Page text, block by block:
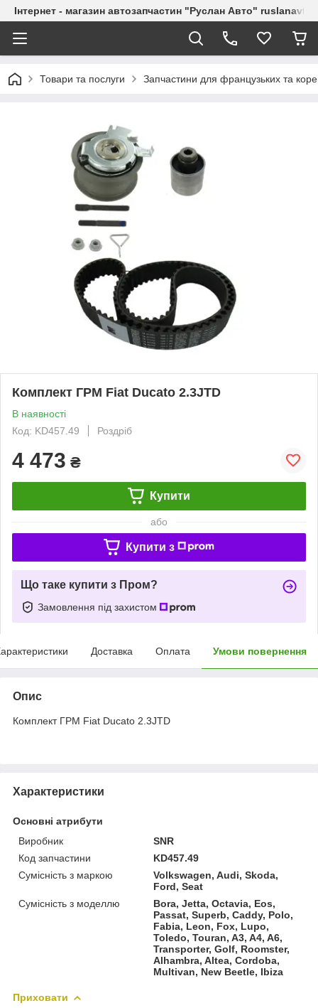
Інтернет - магазин автозапчастин "Руслан Авто"
Товари та послуги Запчастини для французьких та
Комплект ГРМ Fiat Ducato 2.3JTD
В наявності
Код: KD457.49
Роздріб
4 473 ₴
Купити
або
Купити з
Що таке купити з Пром?
Замовлення під захистом
Доставка Оплата Умови повернення
Опис
Комплект ГРМ Fiat Ducato 2.3JTD
Характеристики
Основні атрибути
Виробник
SNR
Код запчастини
KD457.49
Сумісність з маркою
Volkswagen, Audi, Skoda,
Ford, Seat
Сумісність з моделлю
Bora, Jetta, Octavia, Eos,
Passat, Superb, Caddy, Polo,
Fabia, Leon, Fox, Lupo,
Toledo, Touran, A3, A4, A6,
Transporter, Golf, Roomster,
Alhambra, Altea, Cordoba,
Multivan, New Beetle, Ibiza
Приховати